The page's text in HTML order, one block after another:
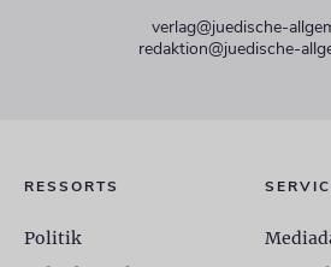
verlag@juedische-
redaktion@juedische-
RESSORTS
Politik